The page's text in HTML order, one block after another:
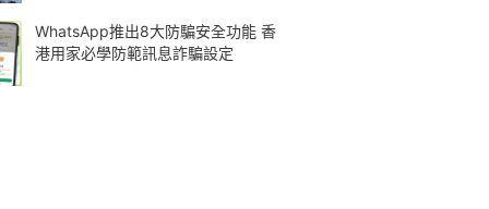
WhatsApp推出8大防騙安全功能 香
港用家必學防範訊息詐騙設定